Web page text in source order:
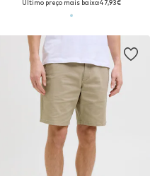
Último preço mais baixo:47,93€